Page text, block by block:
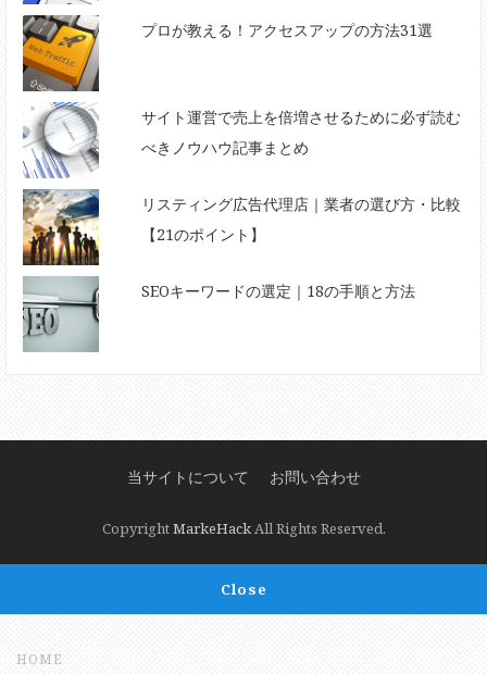
プロが教える！アクセスアップの方法31選
サイト運営で売上を倍増させるために必ず読む
べきノウハウ記事まとめ
リスティング広告代理店｜業者の選び方・比較
【21のポイント】
SEOキーワードの選定｜18の手順と方法
当サイトについて お問い合わせ
CopyrightMarkeHackAll Rights Reserved.
Close
HOME